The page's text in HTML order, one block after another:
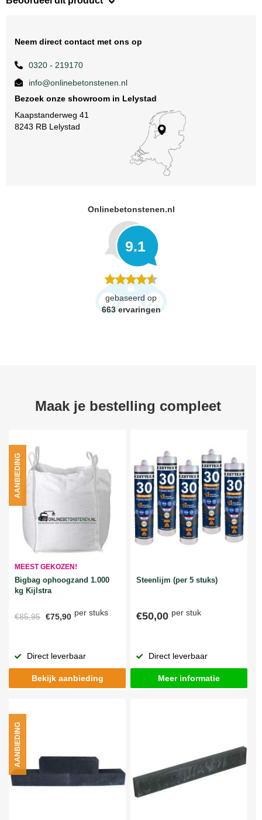
Neem direct contact met ons op
0320 - 219170
info@onlinebetonstenen.nl
Bezoek onze showroom in Lelystad
Kaapstanderweg 41
8243 RB Lelystad
Onlinebetonstenen.nl
9.1
gebaseerd op
663 ervaringen
Maak je bestelling compleet
MEEST GEKOZEN!
Bigbag ophoogzand 1.000
kg Kijlstra
€85,95 €75,90 per stuks
AANBIEDING
Direct leverbaar
Bekijk aanbieding
Steenlijm (per 5 stuks)
€50,00 per stuk
Direct leverbaar
Meer informatie
AANBIEDING